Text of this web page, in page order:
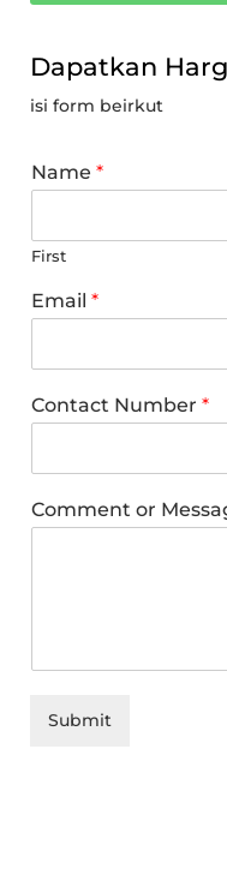
Dapatkan
isi form beirkut
Name *
First
Email *
Contact Number *
Comment or
Submit